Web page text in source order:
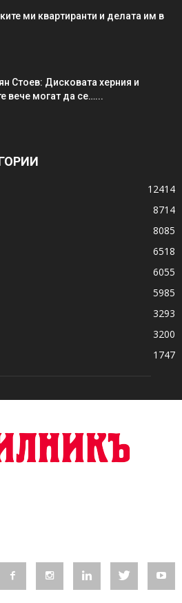
ми квартиранти и делата им в
Стоев: Дисковата херния и
вече могат да се…...
12414
8714
8085
6518
6055
5985
3293
3200
1747